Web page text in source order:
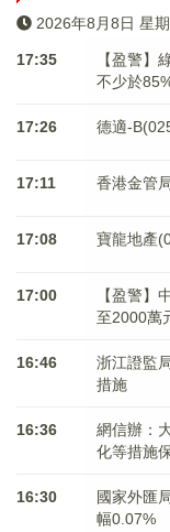
2026年8月8日 星
17:35
【盈警】
不少於
17:26 德適-
17:11 香港金管
17:08 寶龍地產
17:00
【盈警】
至2000萬
16:46
浙江證監
措施
16:36
網信辦：
化等措施
16:30
國家外匯
幅0.07%